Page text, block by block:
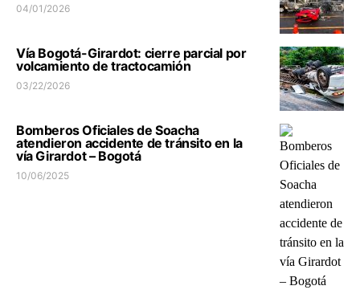
04/01/2026
Vía Bogotá-Girardot: cierre parcial por
volcamiento de tractocamión
03/22/2026
Bomberos Oficiales de Soacha
atendieron accidente de tránsito en la
vía Girardot – Bogotá
10/06/2025